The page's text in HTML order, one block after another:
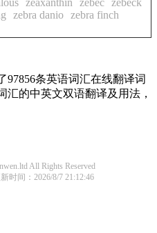
zeaxanthin zebec zebeck
zebra danio zebra finch
97856条英语词汇在线翻译词
的中英文双语翻译及用法，
All Rights Reserved
时间：2026/8/7 21:12:46